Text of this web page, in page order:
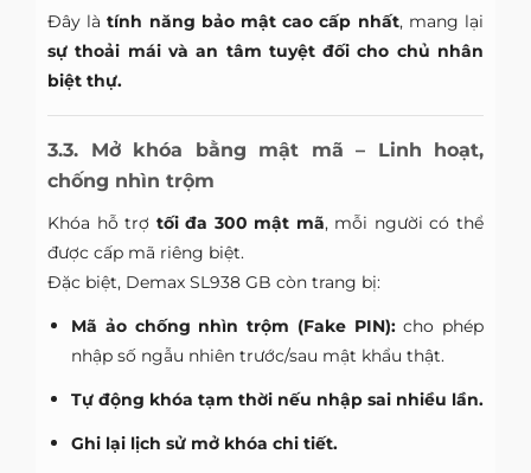
Đây làtính năng bảo mật cao cấp nhất, mang lại
sự thoải mái và an tâm tuyệt đối cho chủ nhân
biệt thự.
3.3. Mở khóa bằng mật mã – Linh hoạt,
chống nhìn trộm
Khóa hỗ trợ tối đa 300 mật mã, mỗi người có thể
được cấp mã riêng biệt.
Đặc biệt, Demax SL938 GB còn trang bị:
Mã ảo chống nhìn trộm (Fake PIN):cho phép
nhập số ngẫu nhiên trước/sau mật khẩu thật.
Tự động khóa tạm thời nếu nhập sai nhiều lần.
Ghi lại lịch sử mở khóa chi tiết.